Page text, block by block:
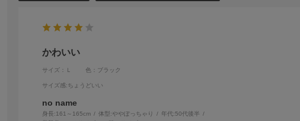
かわいい
サイズ：Ｌ 色：ブラック
サイズ感:ちょうどいい
no name
身長:161～165cm 体型:ぽっちゃり 年代:50代後半